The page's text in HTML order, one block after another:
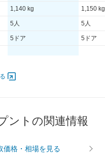
1,140 kg 1,150 kg
5人 5人
5ドア 5ドア
- -
175/65R15 175/
ントの関連情報
価格・相場を見る